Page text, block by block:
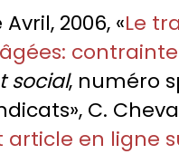
2006, «Le
social, numéro
C.
article en ligne